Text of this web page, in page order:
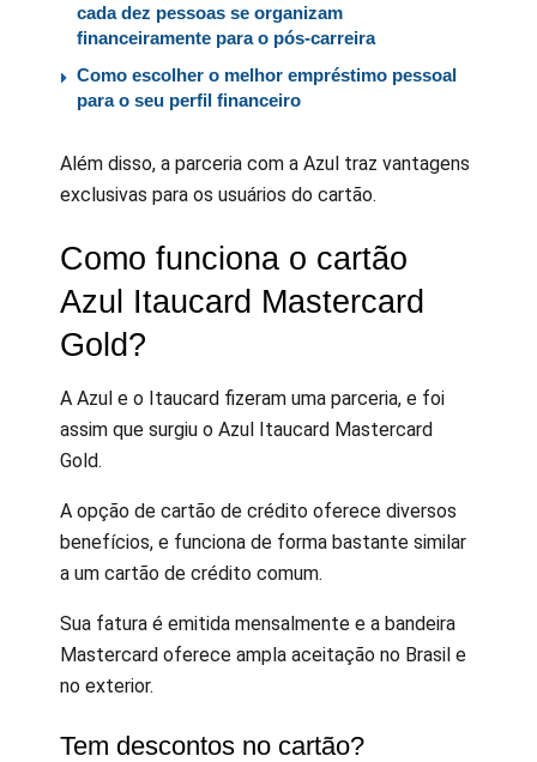
cada dez pessoas se organizam
financeiramente para o pós-carreira
Como escolher o melhor empréstimo pessoal
para o seu perfil financeiro
Além disso, a parceria com a Azul traz vantagens
exclusivas para os usuários do cartão.
Como funciona o cartão
Azul Itaucard Mastercard
Gold?
A Azul e o Itaucard fizeram uma parceria, e foi
assim que surgiu o Azul Itaucard Mastercard
Gold.
A opção de cartão de crédito oferece diversos
benefícios, e funciona de forma bastante similar
a um cartão de crédito comum.
Sua fatura é emitida mensalmente e a bandeira
Mastercard oferece ampla aceitação no Brasil e
no exterior.
Tem descontos no cartão?